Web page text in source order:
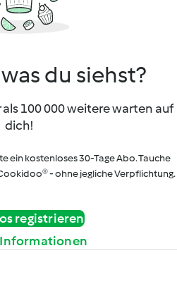
du siehst?
100 000 weitere warten auf
dich!
ein kostenloses 30-Tage Abo. Tauche
- ohne jegliche Verpflichtung.
registrieren